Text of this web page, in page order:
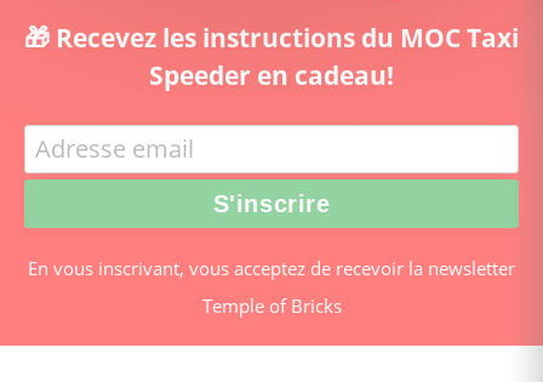
🎁 Recevez les instructions du MOC Taxi
Speeder en cadeau!
En vous inscrivant, vous acceptez de recevoir la newsletter
Temple of Bricks